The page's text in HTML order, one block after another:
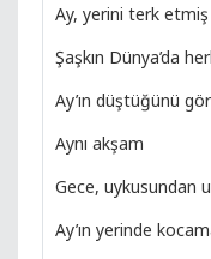
Ay, yerini terk
Şaşkın Dünya’da
Ay’ın düştüğünü
Aynı akşam
Gece, uykusundan
Ay’ın yerinde